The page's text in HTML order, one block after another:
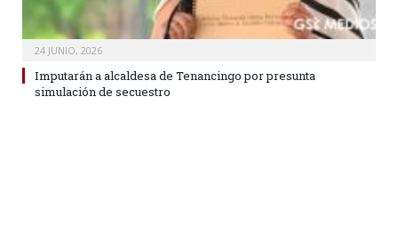
24 JUNIO, 2026
Imputarán a alcaldesa de Tenancingo por presunta
simulación de secuestro